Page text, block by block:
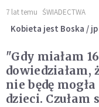
7 lat temu ŚWIADECTWA
Kobieta jest Boska / jp
"Gdy miałam
dowiedziałam,
nie będę
dzieci. Czułam